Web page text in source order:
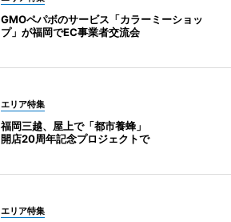
GMOペパボのサービス「カラーミーショッ
プ」が福岡でEC事業者交流会
エリア特集
福岡三越、屋上で「都市養蜂」
開店20周年記念プロジェクトで
エリア特集